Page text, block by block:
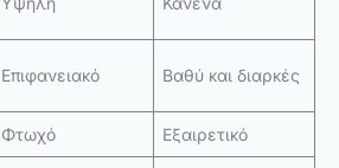
Επιφανειακό Βαθύ και διαρκές
Φτωχό Εξαιρετικό